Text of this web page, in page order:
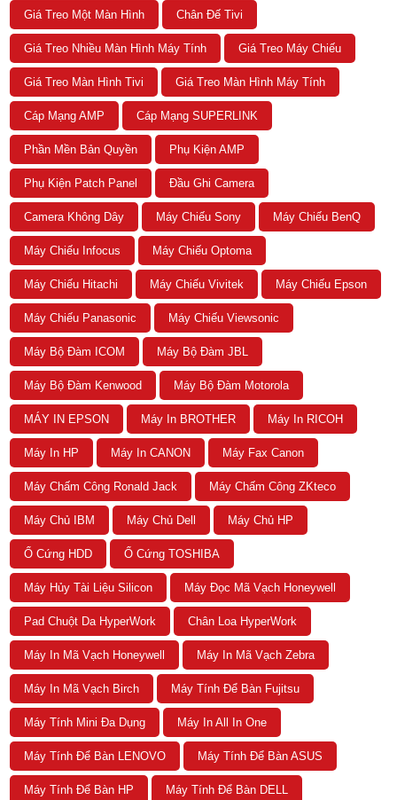
Giá Treo Một Màn Hình Chân Đế Tivi
Giá Treo Nhiều Màn Hình Máy Tính Giá Treo Máy Chiếu
Giá Treo Màn Hình Tivi Giá Treo Màn Hình Máy Tính
Cáp Mạng AMP Cáp Mạng SUPERLINK
Phần Mền Bản Quyền Phụ Kiện AMP
Phụ Kiện Patch Panel Đầu Ghi Camera
Camera Không Dây Máy Chiếu Sony Máy Chiếu BenQ
Máy Chiếu Infocus Máy Chiếu Optoma
Máy Chiếu Hitachi Máy Chiếu Vivitek Máy Chiếu Epson
Máy Chiếu Panasonic Máy Chiếu Viewsonic
Máy Bộ Đàm ICOM Máy Bộ Đàm JBL
Máy Bộ Đàm Kenwood Máy Bộ Đàm Motorola
MÁY IN EPSON Máy In BROTHER Máy In RICOH
Máy In HP Máy In CANON Máy Fax Canon
Máy Chấm Công Ronald Jack Máy Chấm Công ZKteco
Máy Chủ IBM Máy Chủ Dell Máy Chủ HP
Ổ Cứng HDD Ổ Cứng TOSHIBA
Máy Hủy Tài Liệu Silicon Máy Đọc Mã Vạch Honeywell
Pad Chuột Da HyperWork Chân Loa HyperWork
Máy In Mã Vạch Honeywell Máy In Mã Vạch Zebra
Máy In Mã Vạch Birch Máy Tính Để Bàn Fujitsu
Máy Tính Mini Đa Dụng Máy In All In One
Máy Tính Để Bàn LENOVO Máy Tính Để Bàn ASUS
Máy Tính Để Bàn HP Máy Tính Để Bàn DELL